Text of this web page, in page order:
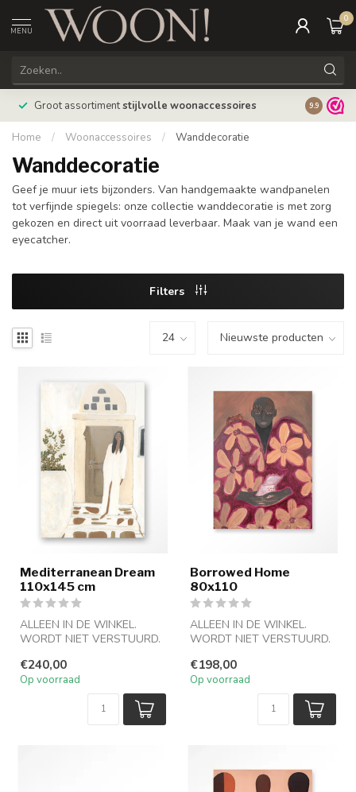
MENU
0
Groot assortimentstijlvolle woonaccessoires 9.9
Home / Woonaccessoires / Wanddecoratie
Wanddecoratie
Geef je muur iets bijzonders. Van handgemaakte wandpanelen
tot verfijnde spiegels: onze collectie wanddecoratie is met zorg
gekozen en direct uit voorraad leverbaar. Maak van je wand een
eyecatcher.
Filters
Mediterranean Dream
110x145 cm
ALLEEN IN DE WINKEL.
WORDT NIET VERSTUURD.
€240,00
Op voorraad
Borrowed Home
80x110
ALLEEN IN DE WINKEL.
WORDT NIET VERSTUURD.
€198,00
Op voorraad